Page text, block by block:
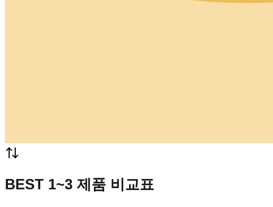
BEST 1~3 제품 비교표